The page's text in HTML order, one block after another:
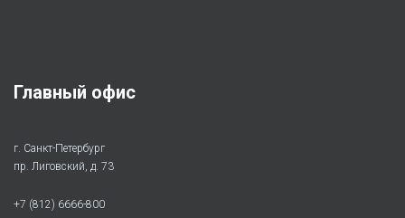
Главный офис
г. Санкт-Петербург
пр. Лиговский, д. 73
+7 (812) 6666-800